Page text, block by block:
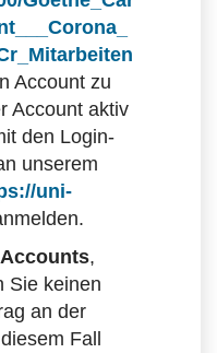
Account zu
Account aktiv
den Login-
unserem
uni-
,
Sie keinen
an der
Fall